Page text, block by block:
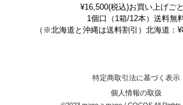
¥16,500(税込)お買い上げご
1個口（1箱/12本）送料無
（※北海道と沖縄は送料割引）北海道：
特定商取引法に基づく表示
個人情報の取扱